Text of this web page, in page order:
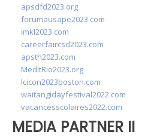
apsdfd2023.org
forumausape2023.com
imkl2023.com
careerfaircsd2023.com
apsth2023.com
MedItRio2023.org
lcicon2023boston.com
waitangidayfestival2022.com
vacancesscolaires2022.com
MEDIA PARTNER II